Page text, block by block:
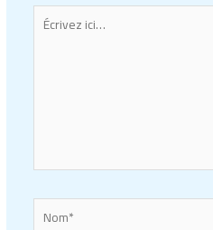
Écrivez
ici…
Nom*